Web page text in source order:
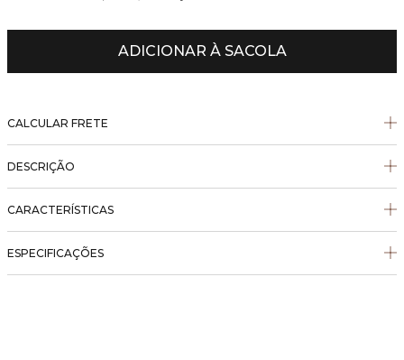
ADICIONAR À SACOLA
CALCULAR FRETE
DESCRIÇÃO
CARACTERÍSTICAS
ESPECIFICAÇÕES